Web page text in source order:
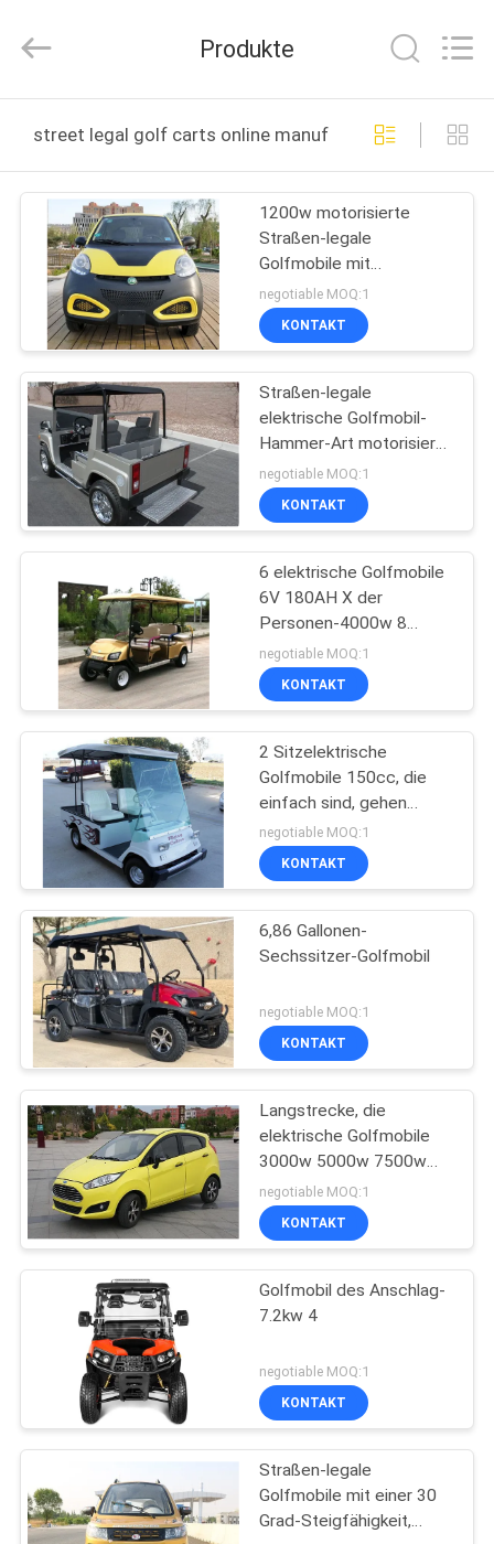
PRODUKTE
ÜBER
UNS
FABRIK-
AUSFLUG
QUALITÄTSKONTROLLE
TRETEN
UNS
VERBINDUNG
FORDERN
ZITAT
SITEMAP
DATENSCHUTZRICHTLINIE
Co.,Ltd.
Produkte
street legal golf carts online manufacture
1200w motorisierte
Straßen-legale
Golfmobile mit
Bremsweg dem 2
Tür-/3m
negotiable MOQ:1
KONTAKT
Straßen-legale
elektrische Golfmobil-
Hammer-Art motorisierte
Golfmobile mit Großkopf-
Lichtern
negotiable MOQ:1
KONTAKT
6 elektrische Golfmobile
6V 180AH X der
Personen-4000w 8
wartungsfreie Off Road-
Golfmobile
negotiable MOQ:1
KONTAKT
2 Sitzelektrische
Golfmobile 150cc, die
einfach sind, gehen
abgekühlte Anschlag-
einzylindrige die Luft des
Golfmobil-vier
negotiable MOQ:1
KONTAKT
6,86 Gallonen-
Sechssitzer-Golfmobil
negotiable MOQ:1
KONTAKT
Langstrecke, die
elektrische Golfmobile
3000w 5000w 7500w
mit fünf Türen/4 Sitze
fährt
negotiable MOQ:1
KONTAKT
Golfmobil des Anschlag-
7.2kw 4
negotiable MOQ:1
KONTAKT
Straßen-legale
Golfmobile mit einer 30
Grad-Steigfähigkeit,